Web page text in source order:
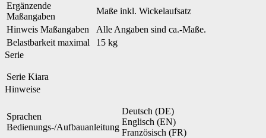
Ergänzende
Maßangaben
Maße inkl. Wickelaufsatz
Hinweis Maßangaben
Alle Angaben sind ca.-Maße.
Belastbarkeit maximal
15 kg
Serie
Serie Kiara
Hinweise
Sprachen
Bedienungs-/Aufbauanleitung
Deutsch (DE)
Englisch (EN)
Französisch (FR)